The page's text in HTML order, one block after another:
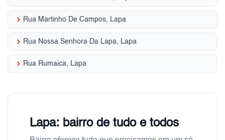
keyboard_arrow_right Rua Martinho De Campos, Lapa
keyboard_arrow_right Rua Nossa Senhora Da Lapa, Lapa
keyboard_arrow_right Rua Rumaica, Lapa
Lapa: bairro de tudo e todos